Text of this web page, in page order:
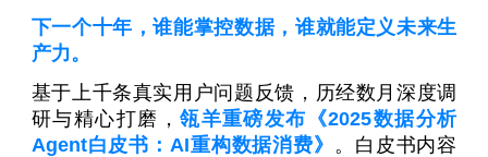
下一个十年，谁能掌控数据，谁就能定义未来生
产力。
基于上千条真实用户问题反馈，历经数月深度调
研与精心打磨，瓴羊重磅发布《2025数据分析
Agent白皮书：AI重构数据消费》 。白皮书内容